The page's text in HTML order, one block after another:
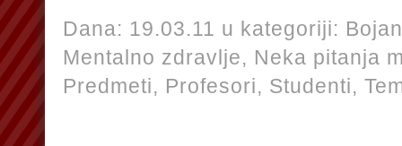
Dana: 19.03.11 u kategoriji:
Mentalno zdravlje, Neka pitanja
Predmeti, Profesori, Studenti,